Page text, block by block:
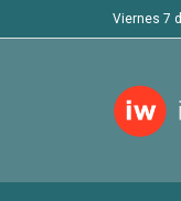
viernes 7